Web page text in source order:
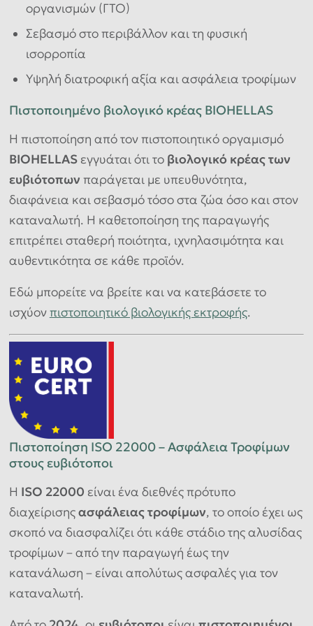
οργανισμών (ΓΤΟ)
Σεβασμό στο περιβάλλον και τη φυσική
ισορροπία
Υψηλή διατροφική αξία και ασφάλεια τροφίμων
Πιστοποιημένο βιολογικό κρέας BIOHELLAS
Η πιστοποίηση από τον πιστοποιητικό οργαμισμό
BIOHELLASεγγυάται ότι το βιολογικό κρέας των
ευβιότοπων παράγεται με υπευθυνότητα,
διαφάνεια και σεβασμό τόσο στα ζώα όσο και στον
καταναλωτή. Η καθετοποίηση της παραγωγής
επιτρέπει σταθερή ποιότητα, ιχνηλασιμότητα και
αυθεντικότητα σε κάθε προϊόν.
Εδώ μπορείτε να βρείτε και να κατεβάσετε το
ισχύονπιστοποιητικό βιολογικής εκτροφής.
Πιστοποίηση ISO 22000 – Ασφάλεια Τροφίμων
στους ευβιότοποι
Η ISO 22000 είναι ένα διεθνές πρότυπο
διαχείρισηςασφάλειας τροφίμων, το οποίο έχει ως
σκοπό να διασφαλίζει ότι κάθε στάδιο της αλυσίδας
τροφίμων – από την παραγωγή έως την
κατανάλωση – είναι απολύτως ασφαλές για τον
καταναλωτή.